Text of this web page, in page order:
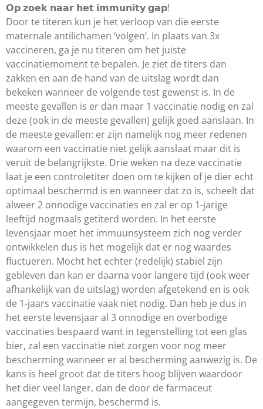
𝗢𝗽 𝘇𝗼𝗲𝗸 𝗻𝗮𝗮𝗿 𝗵𝗲𝘁 𝗶𝗺𝗺𝘂𝗻𝗶𝘁𝘆 𝗴𝗮𝗽!
Door te titeren kun je het verloop van die eerste
maternale antilichamen ‘volgen’. In plaats van 3x
vaccineren, ga je nu titeren om het juiste
vaccinatiemoment te bepalen. Je ziet de titers dan
zakken en aan de hand van de uitslag wordt dan
bekeken wanneer de volgende test gewenst is. In de
meeste gevallen is er dan maar 1 vaccinatie nodig en zal
deze (ook in de meeste gevallen) gelijk goed aanslaan. In
de meeste gevallen: er zijn namelijk nog meer redenen
waarom een vaccinatie niet gelijk aanslaat maar dit is
veruit de belangrijkste. Drie weken na deze vaccinatie
laat je een controletiter doen om te kijken of je dier echt
optimaal beschermd is en wanneer dat zo is, scheelt dat
alweer 2 onnodige vaccinaties en zal er op 1-jarige
leeftijd nogmaals getiterd worden. In het eerste
levensjaar moet het immuunsysteem zich nog verder
ontwikkelen dus is het mogelijk dat er nog waardes
fluctueren. Mocht het echter (redelijk) stabiel zijn
gebleven dan kan er daarna voor langere tijd (ook weer
afhankelijk van de uitslag) worden afgetekend en is ook
de 1-jaars vaccinatie vaak niet nodig. Dan heb je dus in
het eerste levensjaar al 3 onnodige en overbodige
vaccinaties bespaard want in tegenstelling tot een glas
bier, zal een vaccinatie niet zorgen voor nog meer
bescherming wanneer er al bescherming aanwezig is. De
kans is heel groot dat de titers hoog blijven waardoor
het dier veel langer, dan de door de farmaceut
aangegeven termijn, beschermd is.